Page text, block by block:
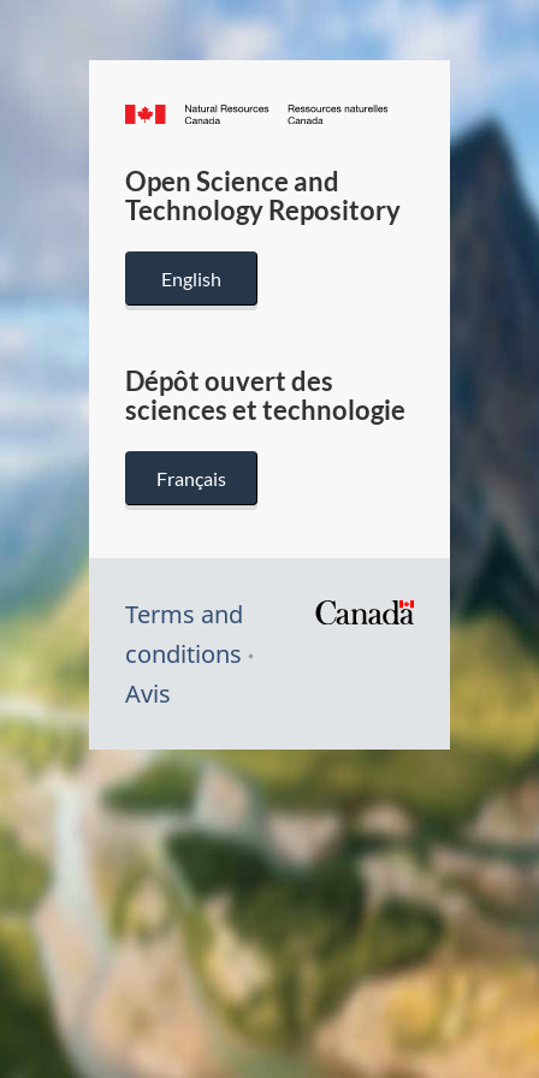
Canada.ca
/
Canada
Open Science and
Technology Repository
English
Dépôt ouvert des
sciences et technologie
Français
Terms and
conditions
Avis
Canada